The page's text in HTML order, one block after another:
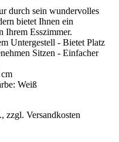
durch sein wundervolles
bietet Ihnen ein
Ihrem Esszimmer.
Untergestell - Bietet Platz
Sitzen - Einfacher
Weiß
zzgl. Versandkosten